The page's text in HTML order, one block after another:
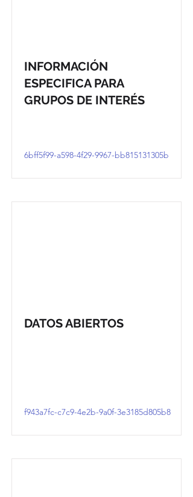
INFORMACIÓN
ESPECIFICA PARA
GRUPOS DE INTERÉS
6bff5f99-a598-4f29-9967-bb815131305b
DATOS ABIERTOS
f943a7fc-c7c9-4e2b-9a0f-3e3185d805b8